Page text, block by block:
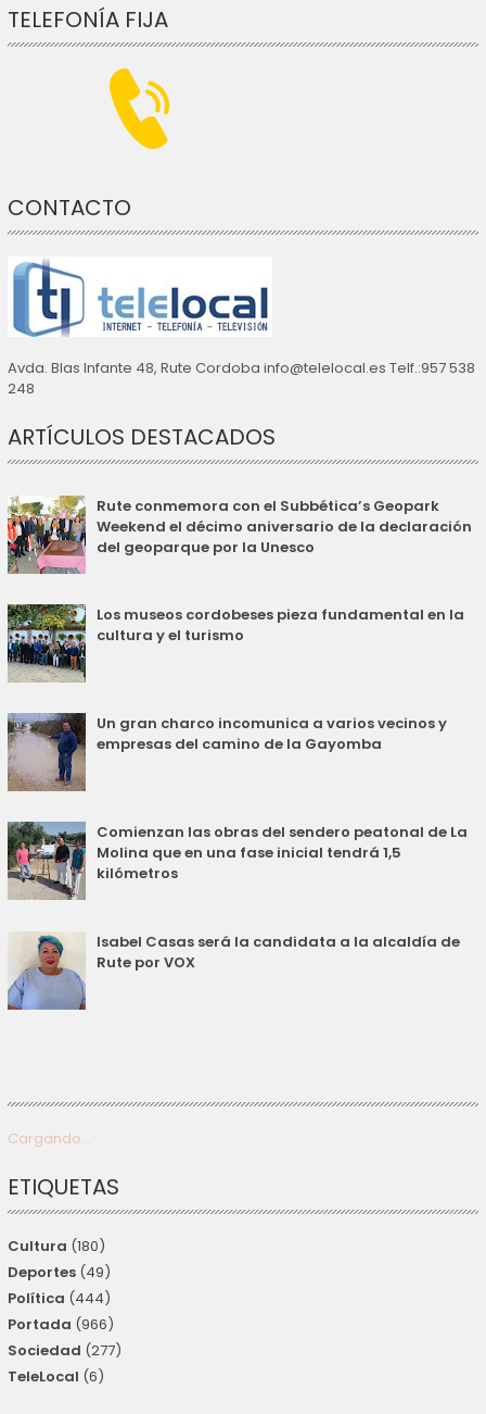
TELEFONÍA FIJA
CONTACTO
Avda. Blas Infante 48, Rute Cordoba info@telelocal.es Telf.:957 538
248
ARTÍCULOS DESTACADOS
Rute conmemora con el Subbética’s Geopark
Weekend el décimo aniversario de la declaración
del geoparque por la Unesco
Los museos cordobeses pieza fundamental en la
cultura y el turismo
Un gran charco incomunica a varios vecinos y
empresas del camino de la Gayomba
Comienzan las obras del sendero peatonal de La
Molina que en una fase inicial tendrá 1,5
kilómetros
Isabel Casas será la candidata a la alcaldía de
Rute por VOX
Cargando...
ETIQUETAS
Cultura (180)
Deportes (49)
Política (444)
Portada (966)
Sociedad (277)
TeleLocal (6)